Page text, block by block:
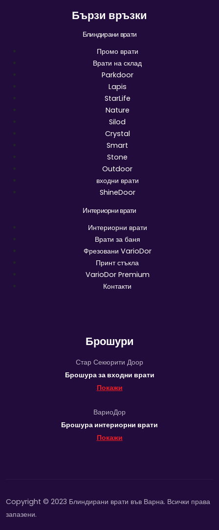
Бързи връзки
Блиндирани врати
Промо врати
Врати на склад
Parkdoor
Lapis
StarLife
Nature
Silod
Crystal
Smart
Stone
Outdoor
входни врати
ShineDoor
Интериорни врати
Интериорни врати
Врати за баня
Фрезовани VarioDor
Принт стъкла
VarioDor Premium
Контакти
Брошури
Стар Секюрити Доор
Брошура за входни врати
Покажи
ВариоДор
Брошура интериорни врати
Покажи
Copyright © 2023 Блиндирани врати във Варна. Всички права
запазени.